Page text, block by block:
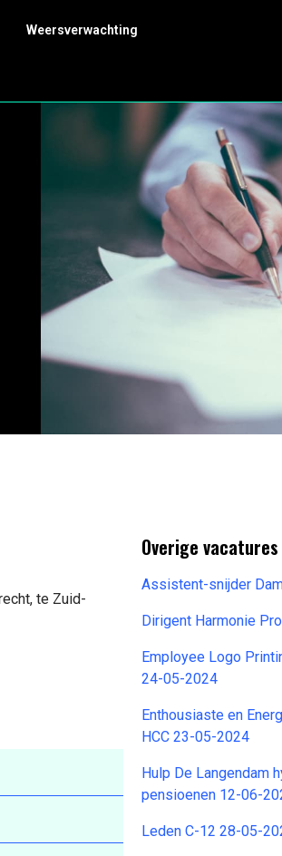
Weersverwachting
te Zuid-
Overige
Assistent-snijder
Dirigent Harmonie
Employee Logo
24-05-2024
Enthousiaste en
HCC 23-05-2024
Hulp De Langendam
pensioenen 12-06-
Leden C-12 28-05-